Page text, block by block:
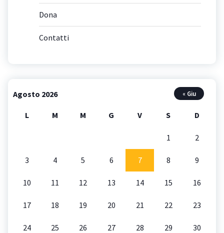
Dona
Contatti
Agosto 2026
L M M G V S D
1 2
3 4 5 6 7 8 9
10 11 12 13 14 15 16
17 18 19 20 21 22 23
24 25 26 27 28 29 30
« Giu